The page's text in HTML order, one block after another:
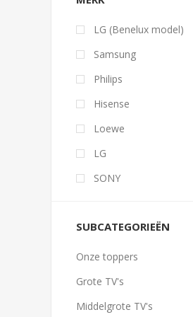
LG (Benelux model)
Samsung
Philips
Hisense
Loewe
LG
SONY
SUBCATEGORIEËN
Onze toppers
Grote TV's
Middelgrote TV's